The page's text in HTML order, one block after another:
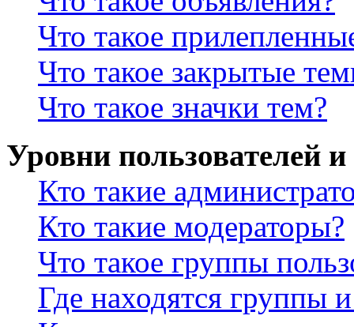
Что такое
Что такое закрытые
Что такое значки тем?
Уровни пользователей
Кто такие
Кто такие модераторы?
Что такое группы
Где находятся группы